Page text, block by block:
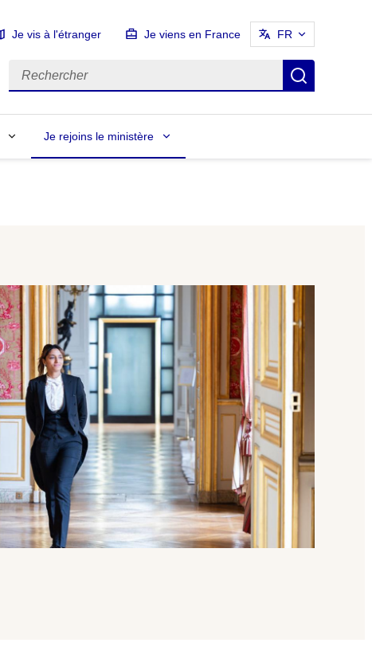
Je vis à l'étranger Je viens en France FR
Rechercher
Je rejoins le ministère